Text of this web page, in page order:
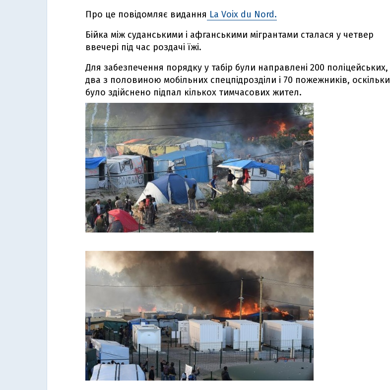
Про це повідомляє видання La Voix du Nord.
Бійка між суданськими і афганськими мігрантами сталася у четвер
ввечері під час роздачі їжі.
Для забезпечення порядку у табір були направлені 200 поліцейських,
два з половиною мобільних спецпідрозділи і 70 пожежників, оскільки
було здійснено підпал кількох тимчасових жител.